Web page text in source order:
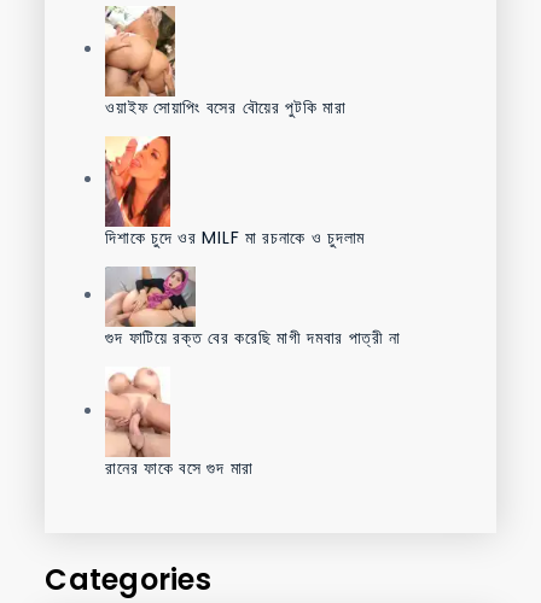
ওয়াইফ সোয়াপিং বসের বৌয়ের পুটকি মারা
দিশাকে চুদে ওর MILF মা রচনাকে ও চুদলাম
গুদ ফাটিয়ে রক্ত বের করেছি মাগী দমবার পাত্রী না
রানের ফাকে বসে গুদ মারা
Categories